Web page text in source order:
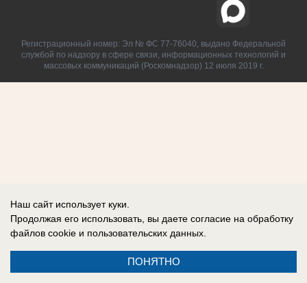
Регистрационный номер: Эл № ФС 77-76040, выдано Федеральной
службой по надзору в сфере связи, информационных технологий и
массовых коммуникаций (Роскомнадзор) 12 июля 2019 г.
Наш сайт использует куки.
Продолжая его использовать, вы даете согласие на обработку
файлов cookie и пользовательских данных.
ПОНЯТНО